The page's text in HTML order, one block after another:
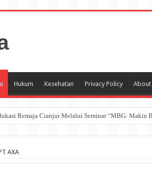
Hukum Kesehatan Privacy Policy About
Remaja Cianjur Melalui Seminar “MBG: Makin
AXA